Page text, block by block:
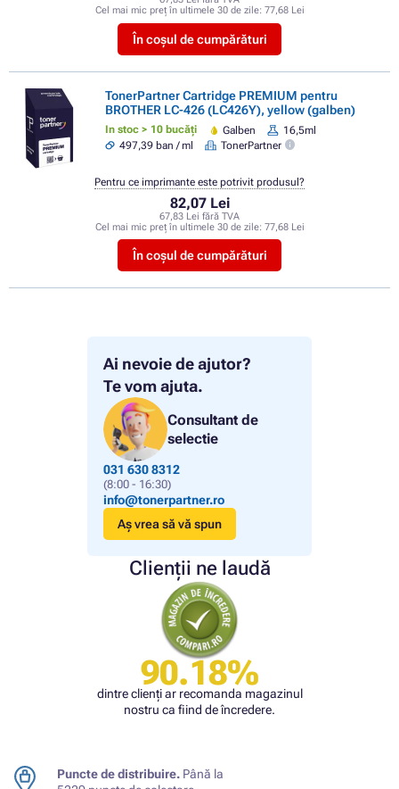
Ai nevoie de ajutor?
Te vom ajuta.
Consultant de
selectie
031 630 8312
(8:00 - 16:30)
info@tonerpartner.ro
Aș vrea să vă spun
Clienții ne laudă
90.18%
dintre clienți ar recomanda magazinul
nostru ca fiind de încredere.
Cel mai mic preț în ultimele 30 de zile: 77,68 Lei
În coșul de cumpărături
TonerPartner Cartridge PREMIUM pentru
BROTHER LC-426 (LC426Y), yellow (galben)
In stoc > 10 bucăți Galben
16,5ml
497,39 ban / ml
TonerPartner
82,07 Lei
67,83 Lei fără TVA
Cel mai mic preț în ultimele 30 de zile: 77,68 Lei
În coșul de cumpărături
Pentru ce imprimante este potrivit produsul?
Puncte de distribuire. Până la